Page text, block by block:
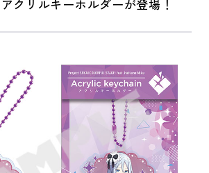
クリルキーホルダーが登場！